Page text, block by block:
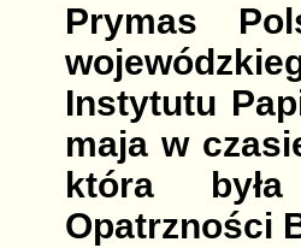
Prymas
Instytutu
maja w
która
Opatrzności